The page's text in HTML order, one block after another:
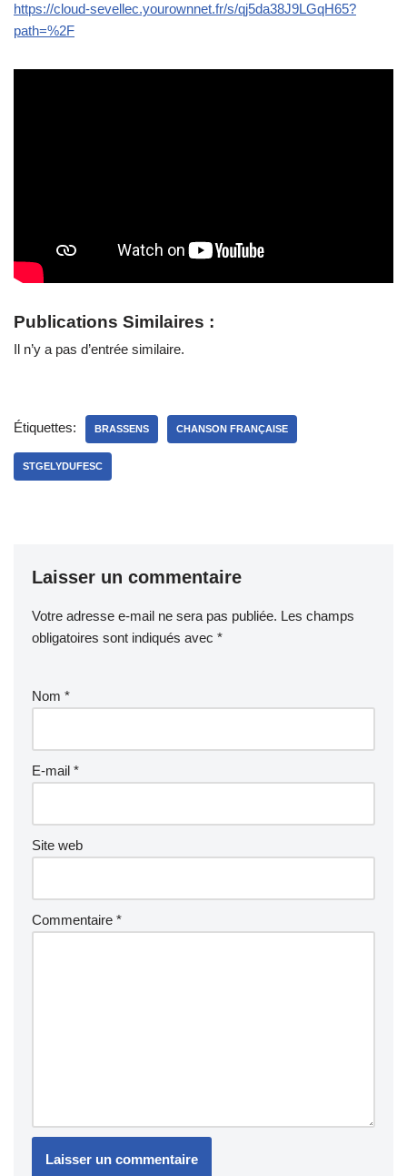
https://cloud-sevellec.yourownnet.fr/s/qj5da38J9LGqH65?
path=%2F
Publications Similaires :
Il n’y a pas d’entrée similaire.
Étiquettes: BRASSENS CHANSON FRANÇAISE
STGELYDUFESC
Laisser un commentaire
Votre adresse e-mail ne sera pas publiée. Les champs
obligatoires sont indiqués avec *
Nom *
E-mail *
Site web
Commentaire *